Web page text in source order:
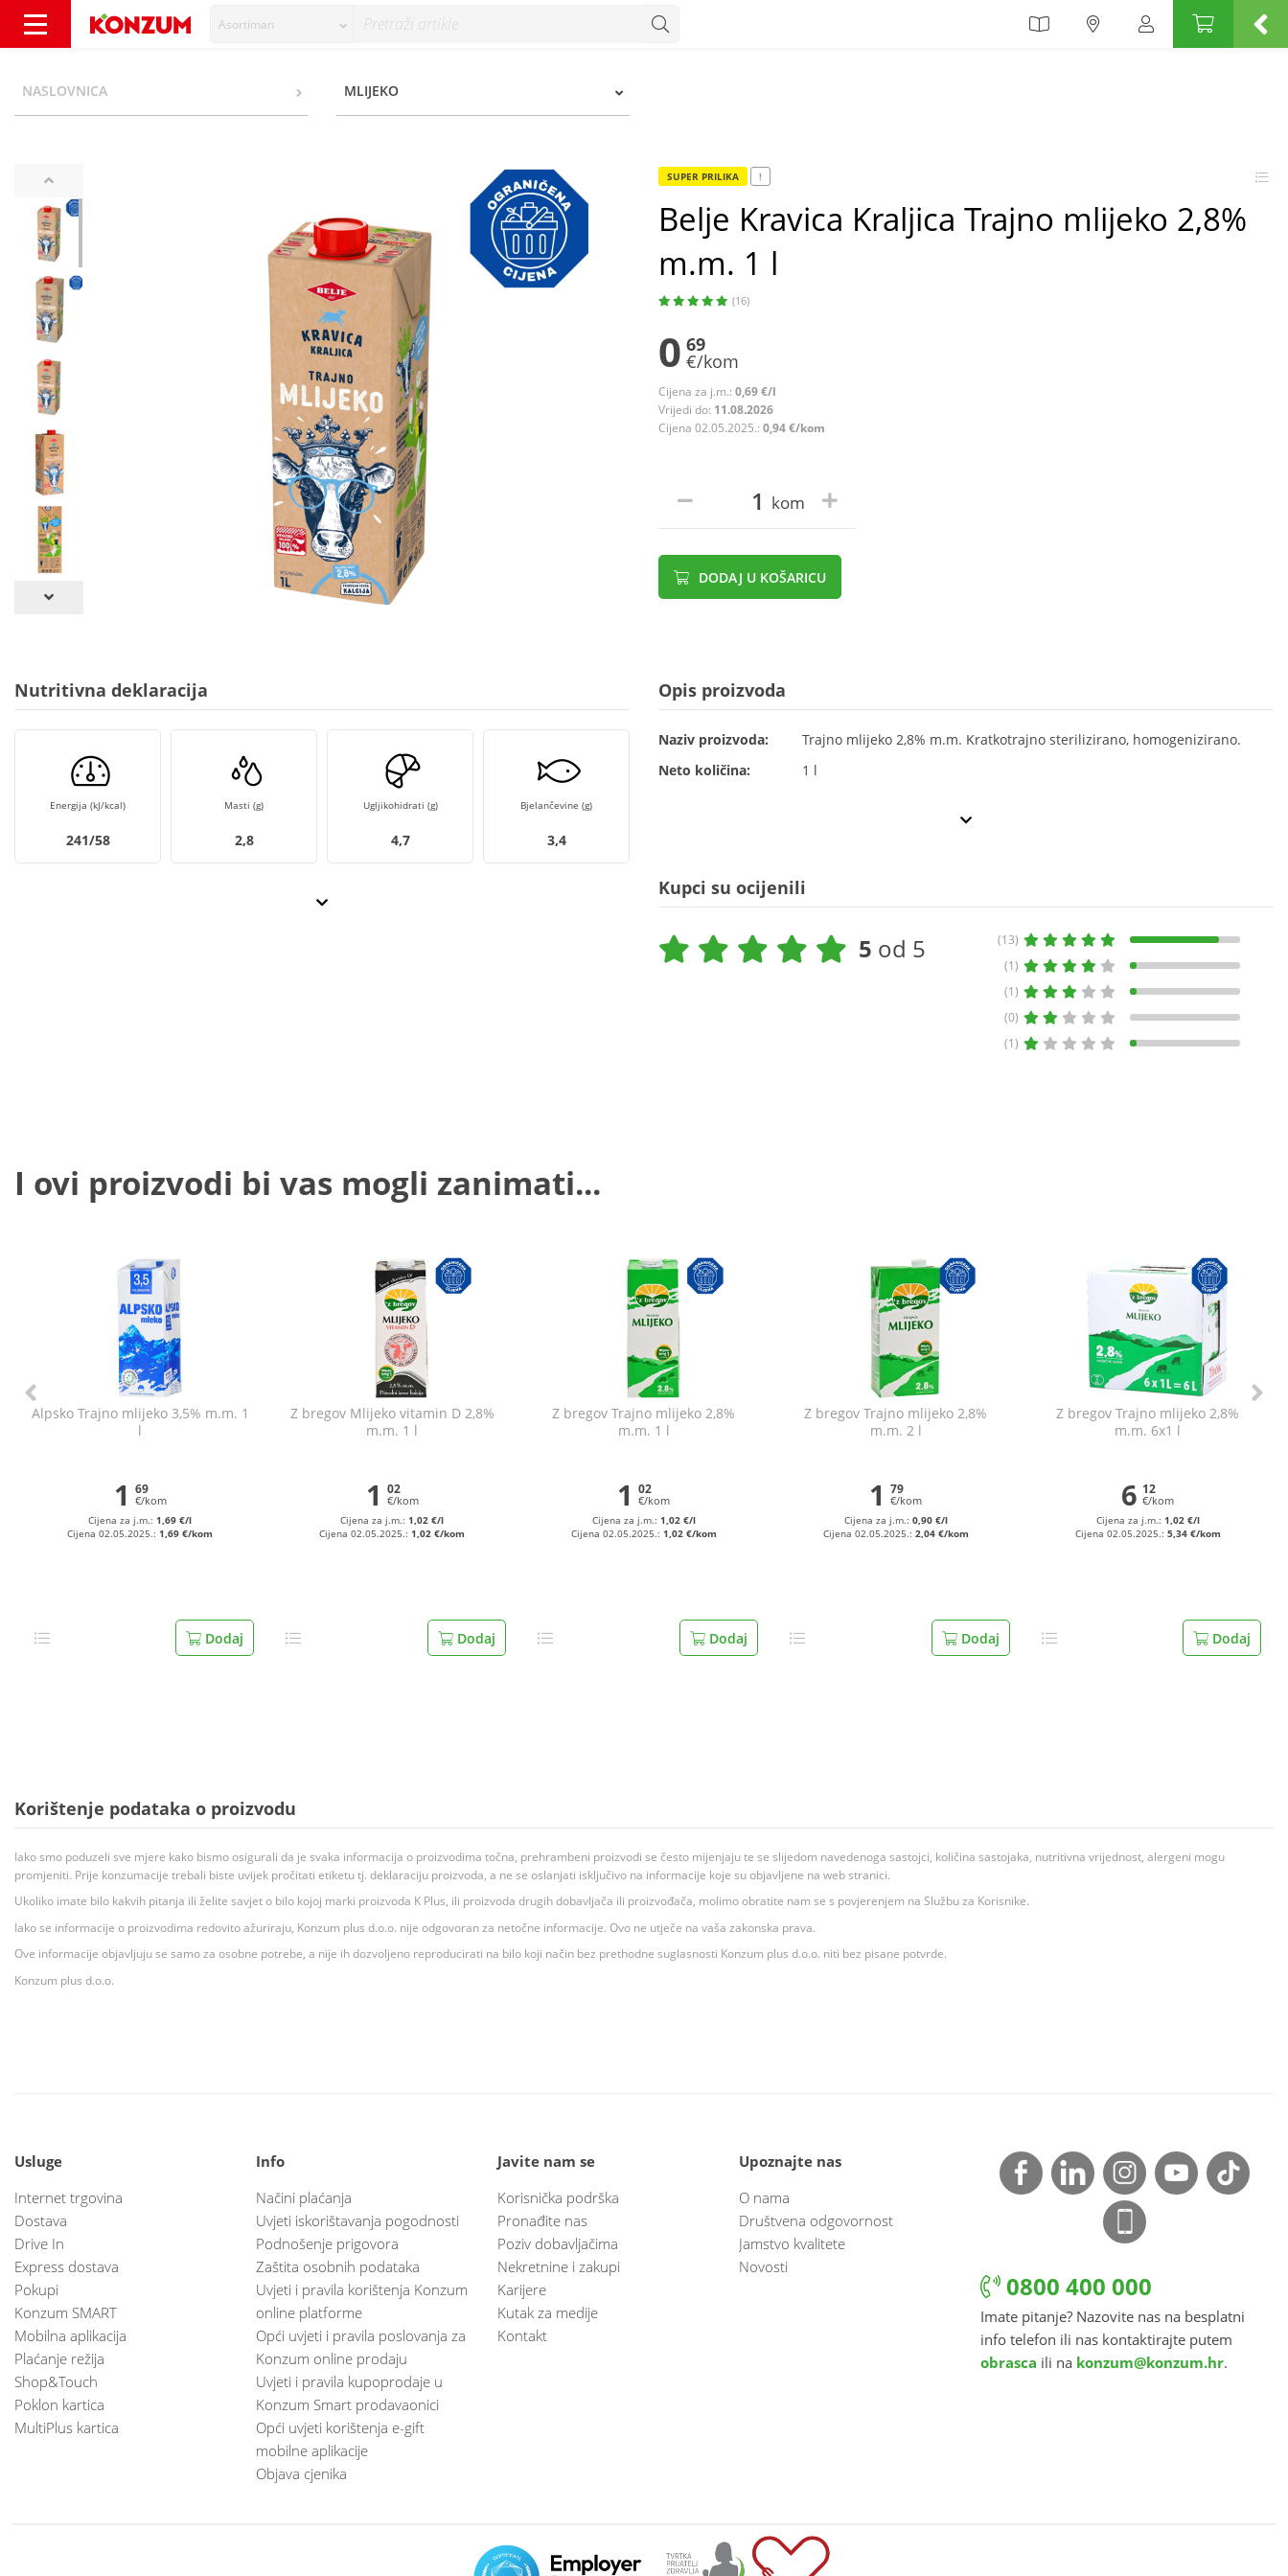
Asortiman
NASLOVNICA MLIJEKO
SUPER PRILIKA !
Belje Kravica Kraljica Trajno mlijeko 2,8%
m.m. 1 l
(16)
0 69
€/kom
Cijena za j.m.: 0,69 €/l
Vrijedi do: 11.08.2026
Cijena 02.05.2025.: 0,94 €/kom
kom
DODAJ U KOŠARICU
Nutritivna deklaracija
Energija (kJ/kcal)
241/58
Masti (g)
2,8
Ugljikohidrati (g)
4,7
Bjelančevine (g)
3,4
Opis proizvoda
Naziv proizvoda:
Trajno mlijeko 2,8% m.m. Kratkotrajno sterilizirano, homogenizirano.
Neto količina:
1 l
Kupci su ocijenili
5 od 5
(13)
(1)
(1)
(0)
(1)
I ovi proizvodi bi vas mogli zanimati...
Alpsko Trajno mlijeko 3,5% m.m. 1
l
1 69
€/kom
Cijena za j.m.:1,69 €/l
Cijena 02.05.2025.:1,69 €/kom
Dodaj
Z bregov Mlijeko vitamin D 2,8%
m.m. 1 l
1 02
€/kom
Cijena za j.m.:1,02 €/l
Cijena 02.05.2025.:1,02 €/kom
Dodaj
Z bregov Trajno mlijeko 2,8%
m.m. 1 l
1 02
€/kom
Cijena za j.m.: 1,02 €/l
Cijena 02.05.2025.: 1,02 €/kom
Dodaj
Z bregov Trajno mlijeko 2,8%
m.m. 2 l
1 79
€/kom
Cijena za j.m.: 0,90 €/l
Cijena 02.05.2025.: 2,04 €/kom
Dodaj
Z bregov Trajno mlijeko 2,8%
m.m. 6x1 l
6 12
€/kom
Cijena za j.m.: 1,02 €/l
Cijena 02.05.2025.: 5,34 €/kom
Dodaj
Korištenje podataka o proizvodu
Iako smo poduzeli sve mjere kako bismo osigurali da je svaka informacija o proizvodima točna, prehrambeni proizvodi se često mijenjaju te se slijedom navedenoga sastojci, količina sastojaka, nutritivna vrijednost, alergeni mogu
promjeniti. Prije konzumacije trebali biste uvijek pročitati etiketu tj. deklaraciju proizvoda, a ne se oslanjati isključivo na informacije koje su objavljene na web stranici.
Ukoliko imate bilo kakvih pitanja ili želite savjet o bilo kojoj marki proizvoda K Plus, ili proizvoda drugih dobavljača ili proizvođača, molimo obratite nam se s povjerenjem na Službu za Korisnike.
Iako se informacije o proizvodima redovito ažuriraju, Konzum plus d.o.o. nije odgovoran za netočne informacije. Ovo ne utječe na vaša zakonska prava.
Ove informacije objavljuju se samo za osobne potrebe, a nije ih dozvoljeno reproducirati na bilo koji način bez prethodne suglasnosti Konzum plus d.o.o. niti bez pisane potvrde.
Konzum plus d.o.o.
Usluge
Internet trgovina
Dostava
Drive In
Express dostava
Pokupi
Konzum SMART
Mobilna aplikacija
Plaćanje režija
Shop&Touch
Poklon kartica
MultiPlus kartica
Info
Načini plaćanja
Uvjeti iskorištavanja pogodnosti
Podnošenje prigovora
Zaštita osobnih podataka
Uvjeti i pravila korištenja Konzum
online platforme
Opći uvjeti i pravila poslovanja za
Konzum online prodaju
Uvjeti i pravila kupoprodaje u
Konzum Smart prodavaonici
Opći uvjeti korištenja e-gift
mobilne aplikacije
Objava cjenika
Javite nam se
Korisnička podrška
Pronađite nas
Poziv dobavljačima
Nekretnine i zakupi
Karijere
Kutak za medije
Kontakt
Upoznajte nas
O nama
Društvena odgovornost
Jamstvo kvalitete
Novosti
0800 400 000
Imate pitanje? Nazovite nas na besplatni
info telefon ili nas kontaktirajte putem
obrasca ili na konzum@konzum.hr.